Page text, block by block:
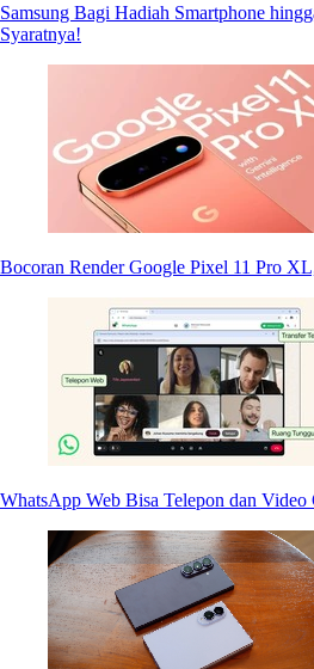
Samsung Bagi Hadiah Smartphone
Syaratnya!
Bocoran Render Google Pixel 11 Pro
WhatsApp Web Bisa Telepon dan Video